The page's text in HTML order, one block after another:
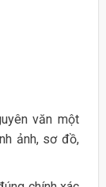
văn một
ảnh, sơ đồ,